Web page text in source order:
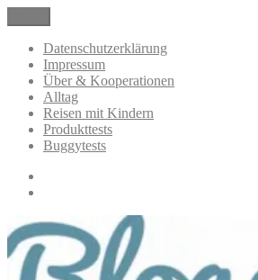
Inhalt
springen
BloggerMumOf3Boys Mamablog
Mamablog über das Leben mit drei Kindern
Alltagsthemen
Datenschutzerklärung
Impressum
Über & Kooperationen
Alltag
Reisen mit Kindern
Produkttests
Buggytests